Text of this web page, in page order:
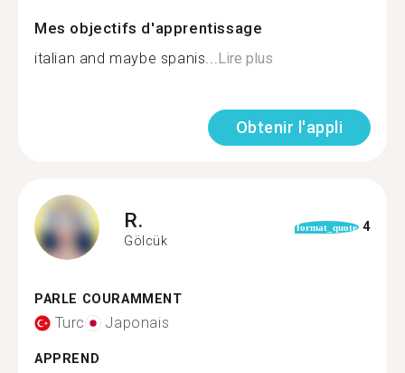
Mes objectifs d'apprentissage
italian and maybe spanis... Lire plus
Obtenir l'appli
R.
Gölcük
format_quote 4
PARLE COURAMMENT
Turc Japonais
APPREND